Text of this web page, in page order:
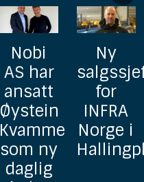
Ny
salgssjef
for
INFRA
Norge i
Hallingplast
AxFlow
styrker
pumpe-
og